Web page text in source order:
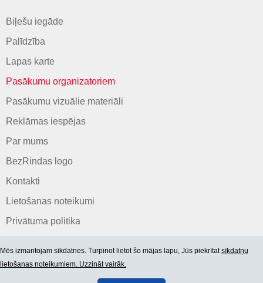
Biļešu iegāde
Palīdzība
Lapas karte
Pasākumu organizatoriem
Pasākumu vizuālie materiāli
Reklāmas iespējas
Par mums
BezRindas logo
Kontakti
Lietošanas noteikumi
Privātuma politika
Mēs izmantojam sīkdatnes. Turpinot lietot šo mājas lapu, Jūs piekrītatsīkdatņu
lietošanas noteikumiem. Uzzināt vairāk.